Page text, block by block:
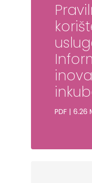
PDF | 6.26